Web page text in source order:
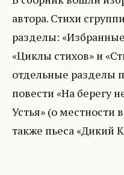
автора. Стихи
разделы:
«Циклы стихов» и
отдельные разделы
повести «На берегу
Устья» (о местности
также пьеса «Дикий